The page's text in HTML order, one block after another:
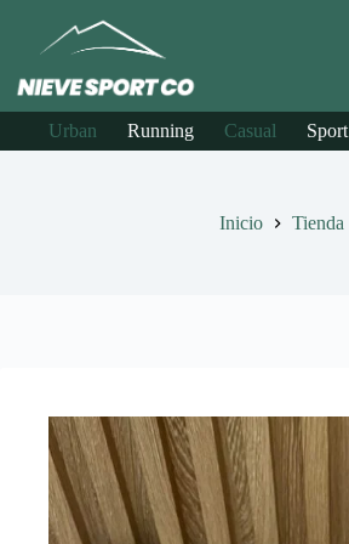
contenido
Urban Running Casual Sport
Inicio Tienda